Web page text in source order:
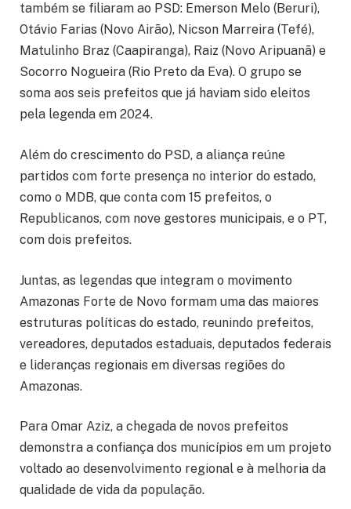
também se filiaram ao PSD: Emerson Melo (Beruri),
Otávio Farias (Novo Airão), Nicson Marreira (Tefé),
Matulinho Braz (Caapiranga), Raiz (Novo Aripuanã) e
Socorro Nogueira (Rio Preto da Eva). O grupo se
soma aos seis prefeitos que já haviam sido eleitos
pela legenda em 2024.
Além do crescimento do PSD, a aliança reúne
partidos com forte presença no interior do estado,
como o MDB, que conta com 15 prefeitos, o
Republicanos, com nove gestores municipais, e o PT,
com dois prefeitos.
Juntas, as legendas que integram o movimento
Amazonas Forte de Novo formam uma das maiores
estruturas políticas do estado, reunindo prefeitos,
vereadores, deputados estaduais, deputados federais
e lideranças regionais em diversas regiões do
Amazonas.
Para Omar Aziz, a chegada de novos prefeitos
demonstra a confiança dos municípios em um projeto
voltado ao desenvolvimento regional e à melhoria da
qualidade de vida da população.